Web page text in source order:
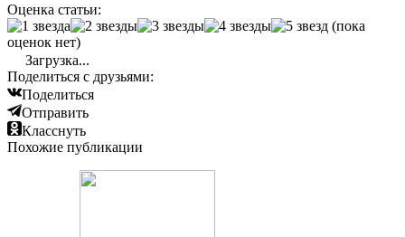
Оценка статьи:
(пока
оценок нет)
Загрузка...
Поделиться с друзьями:
Поделиться
Отправить
Класснуть
Похожие публикации